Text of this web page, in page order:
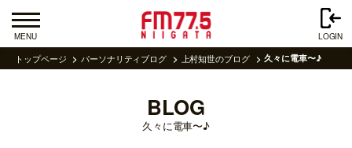
MENU LOGIN
トップページ パーソナリティブログ 上村知世のブログ 久々に電車〜♪
BLOG
久々に電車〜♪